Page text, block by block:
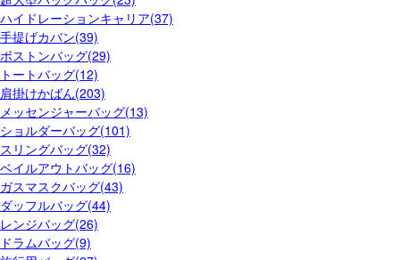
ハイドレーションキャリア(37)
手提げカバン(39)
ボストンバッグ(29)
トートバッグ(12)
肩掛けかばん(203)
メッセンジャーバッグ(13)
ショルダーバッグ(101)
スリングバッグ(32)
ベイルアウトバッグ(16)
ガスマスクバッグ(43)
ダッフルバッグ(44)
レンジバッグ(26)
ドラムバッグ(9)